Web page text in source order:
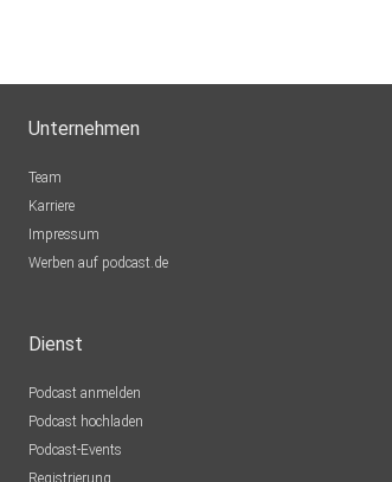
Unternehmen
Team
Karriere
Impressum
Werben auf podcast.de
Dienst
Podcast anmelden
Podcast hochladen
Podcast-Events
Registrierung